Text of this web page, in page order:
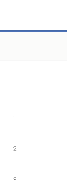
1
2